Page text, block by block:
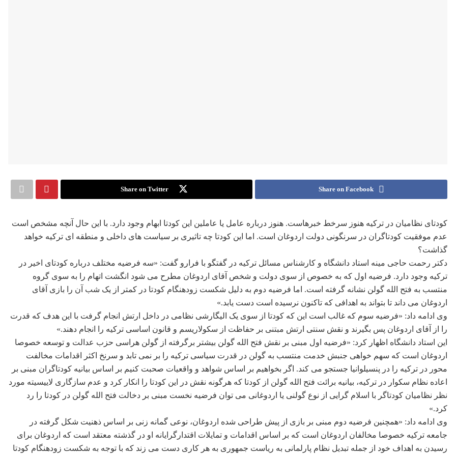
Share on Facebook
Share on Twitter
کودتای نظامیان در ترکیه هنوز سرخط خبرهاست. هنوز درباره عامل یا عاملین این کودتا ابهام وجود دارد. با این حال آنچه مشخص است
عدم موفقیت کودتاگران در سرنگونی دولت اردوغان است. اما این کودتا چه تاثیری بر سیاست های داخلی و منطقه ای ترکیه خواهد
گذاشت؟
دکتر رحمت حاجی مینه استاد دانشگاه و کارشناس مسائل ترکیه در گفتگو با فرارو گفت: «سه فرضیه مختلف درباره کودتای اخیر در
ترکیه وجود دارد. فرضیه اول که به خصوص از سوی دولت و شخص آقای اردوغان مطرح می شود انگشت اتهام را به سوی گروه
منتسب به فتح الله گولن نشانه گرفته است. اما فرضیه دوم به دلیل شکست زودهنگام کودتا در کمتر از یک شب آن را بازی آقای
اردوغان می داند تا بتواند به اهدافی که تاکنون نرسیده است دست یابد.»
وی ادامه داد: «فرضیه سوم که غالب است این که کودتا از سوی یک الیگارشی نظامی در داخل ارتش انجام گرفت با این هدف که قدرت
را از آقای اردوغان پس بگیرند و نقش سنتی ارتش مبتنی بر حفاظت از سکولاریسم و قانون اساسی ترکیه را انجام دهند.»
این استاد دانشگاه اظهار کرد: «فرضیه اول مبنی بر نقش فتح الله گولن بیشتر برگرفته از گولن هراسی حزب عدالت و توسعه خصوصا
اردوغان است که سهم خواهی جنبش خدمت منتسب به گولن در قدرت سیاسی ترکیه را بر نمی تابد و سرنخ اکثر اقدامات مخالفت
محور در ترکیه را در پنسیلوانیا جستجو می کند. اگر بخواهیم بر اساس شواهد و واقعیات صحبت کنیم بر اساس بیانیه کودتاگران مبنی بر
اعاده نظام سکوار در ترکیه، بیانیه برائت فتح الله گولن از کودتا که هرگونه نقش در این کودتا را انکار کرد و عدم سازگاری لاییسیته مورد
نظر نظامیان کودتاگر با اسلام گرایی از نوع گولنی یا اردوغانی می توان فرضیه نخست مبنی بر دخالت فتح الله گولن در کودتا را رد
کرد.»
وی ادامه داد: «همچنین فرضیه دوم مبنی بر بازی از پیش طراحی شده اردوغان، نوعی گمانه زنی بر اساس ذهنیت شکل گرفته در
جامعه ترکیه خصوصا مخالفان اردوغان است که بر اساس اقدامات و تمایلات اقتدارگرایانه او در گذشته معتقد است که اردوغان برای
رسیدن به اهداف خود از جمله تبدیل نظام پارلمانی به ریاست جمهوری به هر کاری دست می زند که با توجه به شکست زودهنگام کودتا